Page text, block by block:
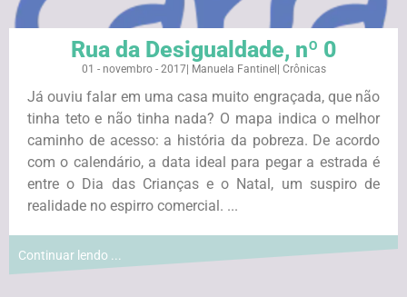
Rua da Desigualdade, nº 0
01 - novembro - 2017| Manuela Fantinel Crônicas
Já ouviu falar em uma casa muito engraçada, que não
tinha teto e não tinha nada? O mapa indica o melhor
caminho de acesso: a história da pobreza. De acordo
com o calendário, a data ideal para pegar a estrada é
entre o Dia das Crianças e o Natal, um suspiro de
realidade no espirro comercial. ...
Continuar lendo ...